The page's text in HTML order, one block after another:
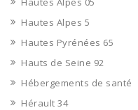
Hautes Alpes 5
Hautes Pyrénées 65
Hauts de Seine 92
Hébergements de santé
Hérault 34